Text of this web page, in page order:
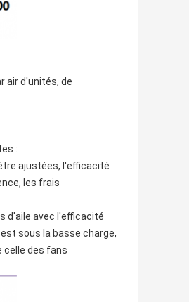
air d'unités, de
:
ajustées, l'efficacité
les frais
d'aile avec l'efficacité
sous la basse charge,
celle des fans